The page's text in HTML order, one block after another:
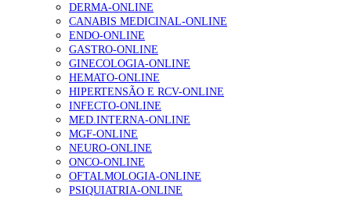
DERMA-ONLINE
CANABIS MEDICINAL-ONLINE
ENDO-ONLINE
GASTRO-ONLINE
GINECOLOGIA-ONLINE
HEMATO-ONLINE
HIPERTENSÃO E RCV-ONLINE
INFECTO-ONLINE
MED.INTERNA-ONLINE
MGF-ONLINE
NEURO-ONLINE
ONCO-ONLINE
OFTALMOLOGIA-ONLINE
PSIQUIATRIA-ONLINE